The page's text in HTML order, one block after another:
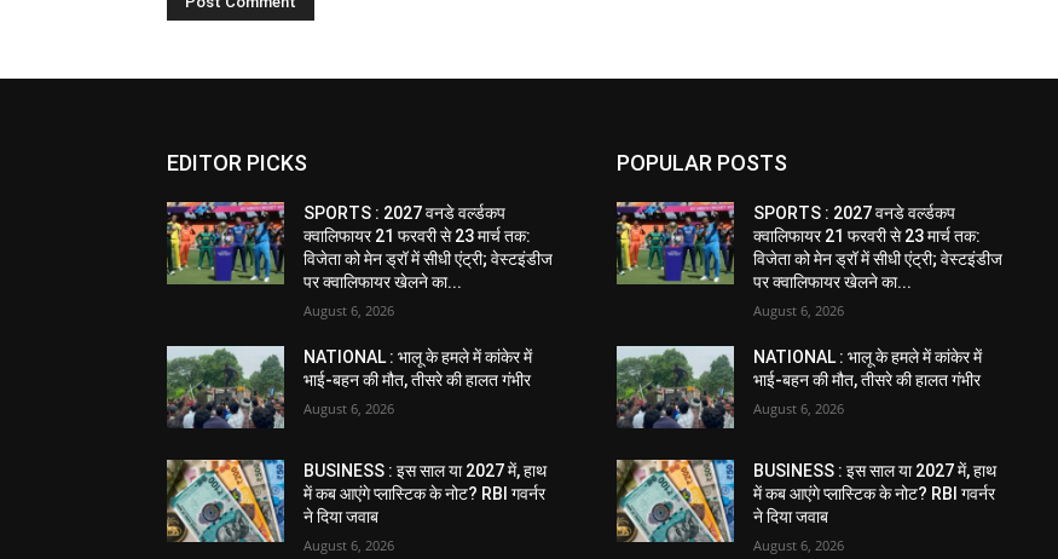
EDITOR PICKS
SPORTS : 2027 वनडे वर्ल्डकप
क्वालिफायर 21 फरवरी से 23 मार्च तक:
विजेता को मेन ड्रॉ में सीधी एंट्री; वेस्टइंडीज
पर क्वालिफायर खेलने का...
August 6, 2026
NATIONAL : भालू के हमले में कांकेर में
भाई-बहन की मौत, तीसरे की हालत गंभीर
August 6, 2026
BUSINESS : इस साल या 2027 में, हाथ
में कब आएंगे प्लास्टिक के नोट? RBI गवर्नर
ने दिया जवाब
August 6, 2026
POPULAR POSTS
SPORTS : 2027 वनडे वर्ल्डकप
क्वालिफायर 21 फरवरी से 23 मार्च तक:
विजेता को मेन ड्रॉ में सीधी एंट्री; वेस्टइंडीज
पर क्वालिफायर खेलने का...
August 6, 2026
NATIONAL : भालू के हमले में कांकेर में
भाई-बहन की मौत, तीसरे की हालत गंभीर
August 6, 2026
BUSINESS : इस साल या 2027 में, हाथ
में कब आएंगे प्लास्टिक के नोट? RBI गवर्नर
ने दिया जवाब
August 6, 2026